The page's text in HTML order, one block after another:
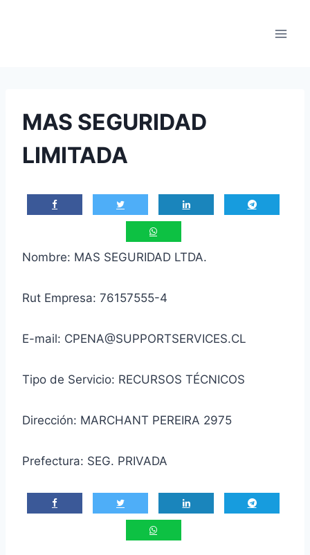
MAS SEGURIDAD
LIMITADA
Nombre: MAS SEGURIDAD LTDA.
Rut Empresa: 76157555-4
E-mail: CPENA@SUPPORTSERVICES.CL
Tipo de Servicio: RECURSOS TÉCNICOS
Dirección: MARCHANT PEREIRA 2975
Prefectura: SEG. PRIVADA